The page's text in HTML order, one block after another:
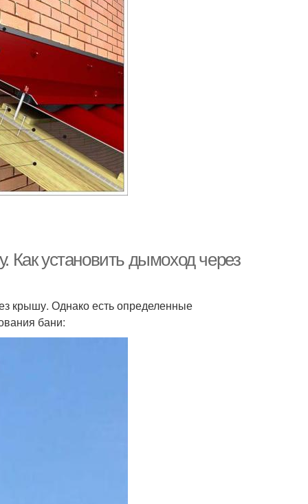
Как установить дымоход через
крышу. Однако есть определенные
бани: